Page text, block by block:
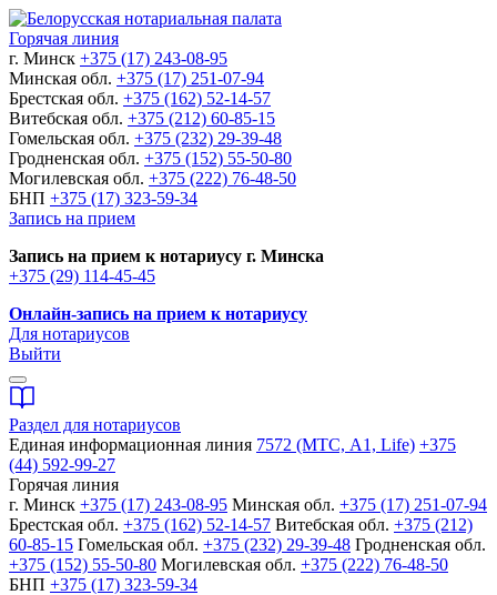
Горячая линия
г. Минск +375 (17) 243-08-95
Минская обл. +375 (17) 251-07-94
Брестская обл. +375 (162) 52-14-57
Витебская обл. +375 (212) 60-85-15
Гомельская обл. +375 (232) 29-39-48
Гродненская обл. +375 (152) 55-50-80
Могилевская обл. +375 (222) 76-48-50
БНП +375 (17) 323-59-34
Запись на прием
Запись на прием к нотариусу г. Минска
+375 (29) 114-45-45
Онлайн-запись на прием к нотариусу
Для нотариусов
Выйти
Раздел для нотариусов
Единая информационная линия 7572 (МТС, A1, Life) +375
(44) 592-99-27
Горячая линия
г. Минск +375 (17) 243-08-95 Минская обл. +375 (17) 251-07-94
Брестская обл. +375 (162) 52-14-57 Витебская обл. +375 (212)
60-85-15 Гомельская обл. +375 (232) 29-39-48 Гродненская обл.
+375 (152) 55-50-80 Могилевская обл. +375 (222) 76-48-50
БНП +375 (17) 323-59-34